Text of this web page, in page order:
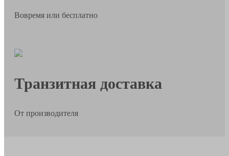
Вовремя или бесплатно
Транзитная доставка
От производителя